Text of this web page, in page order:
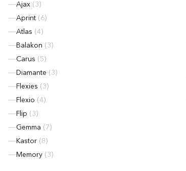
Ajax (3)
Aprint (6)
Atlas (4)
Balakon (3)
Carus (5)
Diamante (3)
Flexies (3)
Flexio (4)
Flip (3)
Gemma (7)
Kastor (8)
Memory (3)